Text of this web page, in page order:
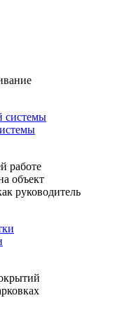
работе
объект
руководитель